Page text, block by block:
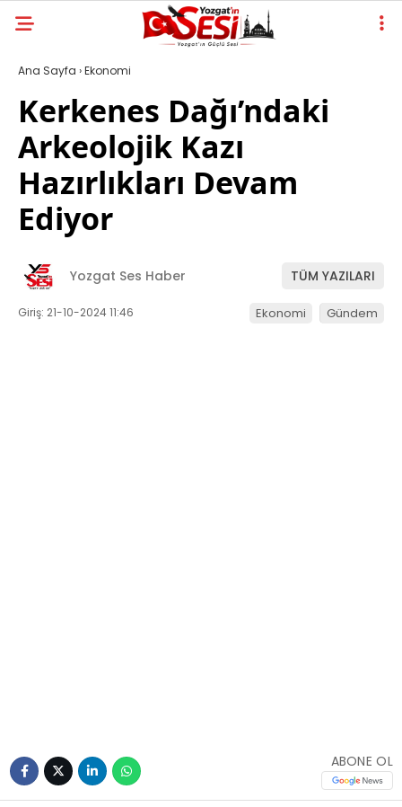
Ana Sayfa ›Ekonomi
Kerkenes Dağı’ndaki
Arkeolojik Kazı
Hazırlıkları Devam
Ediyor
Yozgat Ses Haber TÜM YAZILARI
Giriş: 21-10-2024 11:46 Ekonomi Gündem
ABONE OL